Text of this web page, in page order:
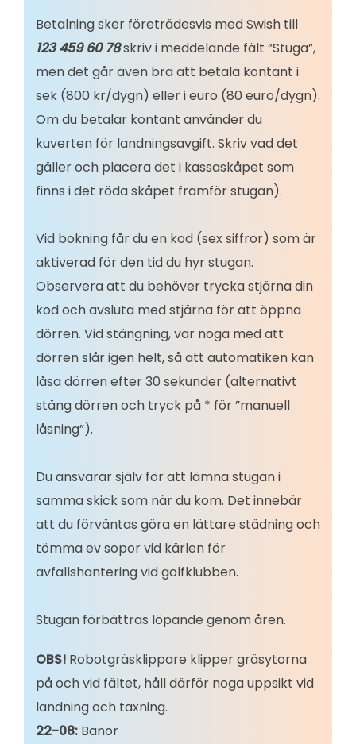
Betalning sker företrädesvis med Swish till
123 459 60 78skriv i meddelande fält ”Stuga”,
men det går även bra att betala kontant i
sek (800 kr/dygn) eller i euro (80 euro/dygn).
Om du betalar kontant använder du
kuverten för landningsavgift. Skriv vad det
gäller och placera det i kassaskåpet som
finns i det röda skåpet framför stugan).
Vid bokning får du en kod (sex siffror) som är
aktiverad för den tid du hyr stugan.
Observera att du behöver trycka stjärna din
kod och avsluta med stjärna för att öppna
dörren. Vid stängning, var noga med att
dörren slår igen helt, så att automatiken kan
låsa dörren efter 30 sekunder (alternativt
stäng dörren och tryck på * för ”manuell
låsning”).
Du ansvarar själv för att lämna stugan i
samma skick som när du kom. Det innebär
att du förväntas göra en lättare städning och
tömma ev sopor vid kärlen för
avfallshantering vid golfklubben.
Stugan förbättras löpande genom åren.
OBS! Robotgräsklippare klipper gräsytorna
på och vid fältet, håll därför noga uppsikt vid
landning och taxning.
22-08: Banor